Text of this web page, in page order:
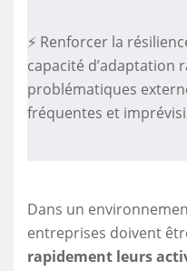
⚡ Renforcer la
capacité d’adaptation
problématiques
fréquentes et
Dans un
entreprises doivent
rapidement leurs